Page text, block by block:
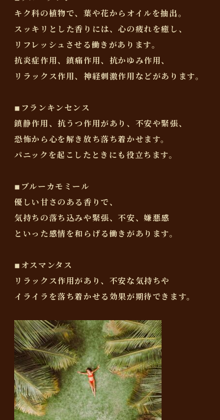
キク科の植物で、葉や花からオイルを抽出。
スッキリとした香りには、心の疲れを癒し、
リフレッシュさせる働きがあります。
抗炎症作用、鎮痛作用、抗かゆみ作用、
リラックス作用、神経刺激作用などがあります。
◾︎フランキンセンス
鎮静作用、抗うつ作用があり、不安や緊張、
恐怖から心を解き放ち落ち着かせます。
パニックを起こしたときにも役立ちます。
◾︎ブルーカモミール
優しい甘さのある香りで、
気持ちの落ち込みや緊張、不安、嫌悪感
といった感情を和らげる働きがあります。
◾︎オスマンタス
リラックス作用があり、不安な気持ちや
イライラを落ち着かせる効果が期待できます。